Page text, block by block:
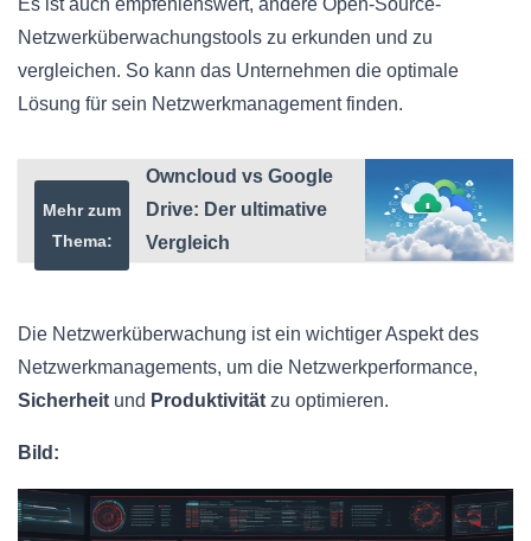
Es ist auch empfehlenswert, andere Open-Source-
Netzwerküberwachungstools zu erkunden und zu
vergleichen. So kann das Unternehmen die optimale
Lösung für sein Netzwerkmanagement finden.
Mehr zum
Thema:
Owncloud vs Google
Drive: Der ultimative
Vergleich
Die Netzwerküberwachung ist ein wichtiger Aspekt des
Netzwerkmanagements, um die Netzwerkperformance,
Sicherheit und Produktivität zu optimieren.
Bild: